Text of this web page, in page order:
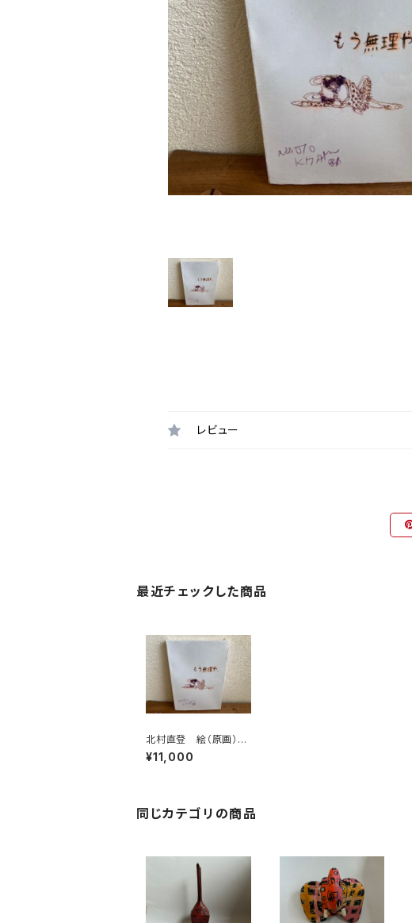
レビュー
最近チェックした商品
北村直登 絵（原画）北
村
¥11,000
同じカテゴリの商品